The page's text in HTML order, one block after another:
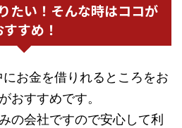
たい！そんな時はココが
すすめ！
お金を借りれるところをお
おすすめです。
の会社ですので安心して利